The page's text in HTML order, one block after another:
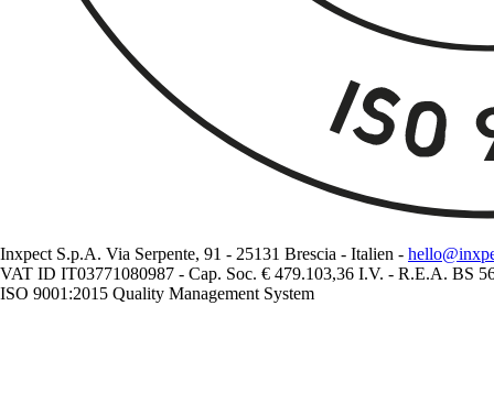
Inxpect S.p.A. Via Serpente, 91 - 25131 Brescia - Italien -
VAT ID IT03771080987 - Cap. Soc. € 479.103,36 I.V. - R.E.A. BS
ISO 9001:2015 Quality Management System